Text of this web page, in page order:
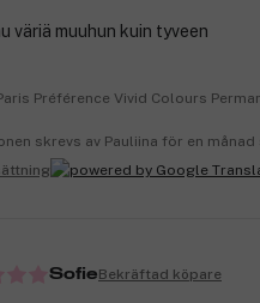
väriä muuhun kuin tyveen
Préférence Vivid Colours
skrevs av Pauliina för en månad
SofieBekräftad köpare